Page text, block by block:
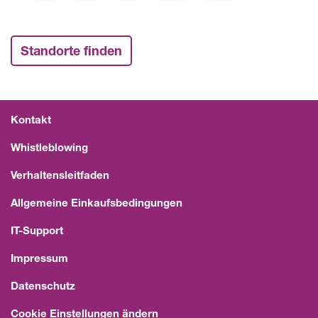
Standorte finden
Kontakt
Whistleblowing
Verhaltensleitfaden
Allgemeine Einkaufsbedingungen
IT-Support
Impressum
Datenschutz
Cookie Einstellungen ändern